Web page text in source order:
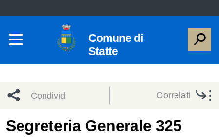
Comune di
Statte
Condividi
Condividi
Condividi
Correlati
Segreteria Generale 325